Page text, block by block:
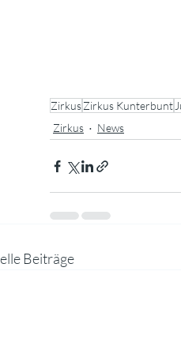
ZirkusZirkus Kunterbunt
Zirkus
News
Beiträge